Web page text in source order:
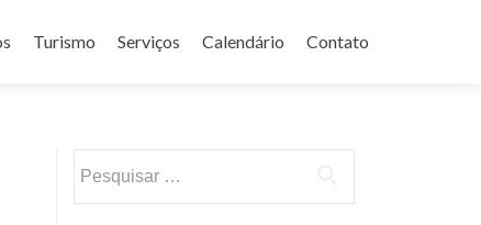
Turismo Serviços Calendário Contato
por: